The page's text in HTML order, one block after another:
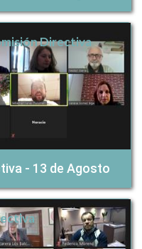
Directiva
- 13 de Agosto